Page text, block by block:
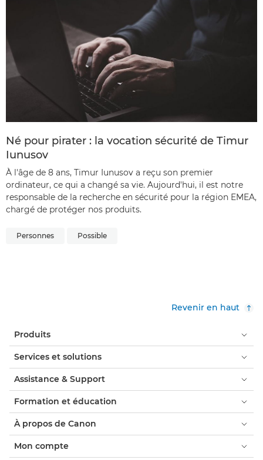
Né pour pirater : la vocation sécurité de Timur
Iunusov
À l'âge de 8 ans, Timur Iunusov a reçu son premier
ordinateur, ce qui a changé sa vie. Aujourd'hui, il est notre
responsable de la recherche en sécurité pour la région EMEA,
chargé de protéger nos produits.
Personnes Possible
Revenir en haut
Produits
Services et solutions
Assistance & Support
Formation et éducation
À propos de Canon
Mon compte